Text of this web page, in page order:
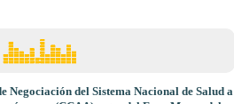
Negociación del Sistema Nacional de Salud a